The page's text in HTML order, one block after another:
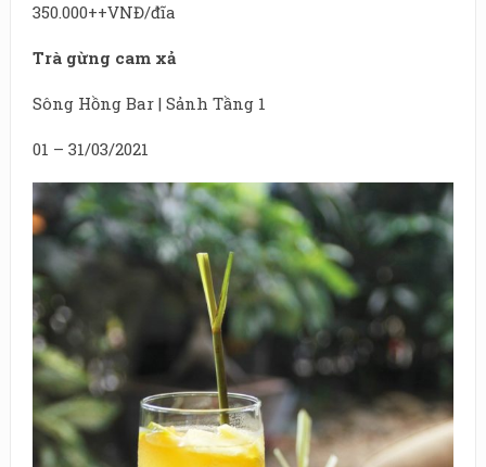
350.000++VNĐ/đĩa
Trà gừng cam xả
Sông Hồng Bar | Sảnh Tầng 1
01 – 31/03/2021